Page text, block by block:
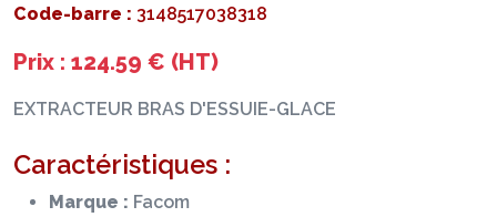
Code-barre : 3148517038318
Prix : 124.59 € (HT)
EXTRACTEUR BRAS D'ESSUIE-GLACE
Caractéristiques :
Marque : Facom